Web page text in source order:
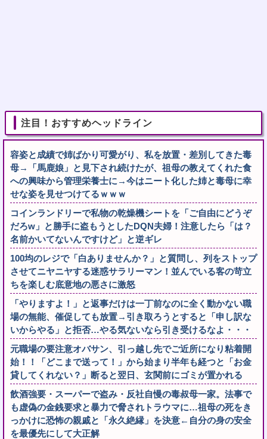
注目！おすすめヘッドライン
容姿と成績で姉ばかり可愛がり、私を放置・差別してきた毒
母→「馬鹿娘」と見下され続けたが、祖母の教えてくれた食
への興味から管理栄養士に→今はニート化した姉と毒母に幸
せな姿を見せつけてるｗｗｗ
コインランドリーで私物の乾燥機シートを「ご自由にどうぞ
だろw」と勝手に盗もうとしたDQN夫婦！注意したら「は？
名前かいてないんですけど」と逆ギレ
100均のレジで「白ありませんか？」と質問し、列をストップ
させてニヤニヤする迷惑サラリーマン！並んでいる客の苛立
ちを楽しむ底意地の悪さに激怒
「やりますよ！」と返事だけは一丁前なのに全く動かない職
場の無能、催促しても放置→引き取ろうとすると「申し訳な
いからやる」と拒否…やる気ないなら引き受けるなよ・・・
元職場の要注意オバサン、引っ越し先でご近所になり粘着開
始！！「どこまで送って！」から始まり半年も経つと「お金
貸してくれない？」断ると翌日、玄関前にゴミが置かれる
飲酒強要・スーパーで盗み・反社自慢の毒叔母一家。法事で
も虚偽の金銭要求と暴力で脅されトラウマに…祖母の死をき
っかけに恐怖の親戚と「永久絶縁」を決意←自分の身の安全
を最優先にして大正解